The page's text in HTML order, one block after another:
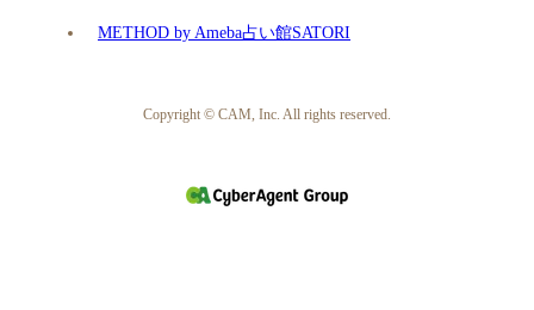
METHOD by Ameba占い館SATORI
Copyright © CAM, Inc. All rights reserved.